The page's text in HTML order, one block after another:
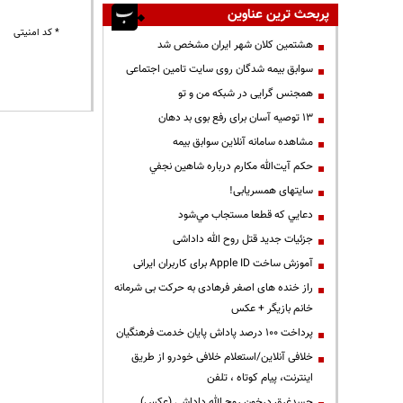
* کد امنیتی
پربحث ترین عناوین
هشتمین کلان شهر ایران مشخص شد
سوابق بیمه شدگان روی سایت تامین اجتماعی
همجنس گرایی در شبکه من و تو
13 توصیه آسان برای رفع بوی بد دهان
مشاهده سامانه آنلاين سوابق بیمه
حكم آيت‌الله مكارم درباره شاهين نجفي
سایتهای همسریابی!
دعايي كه قطعا مستجاب مي‌شود
جزئیات جدید قتل روح الله داداشی
آموزش ساخت Apple ID برای کاربران ایرانی
راز خنده های اصغر فرهادی به حرکت بی شرمانه
خانم بازیگر + عکس
پرداخت ۱۰۰ درصد پاداش پایان خدمت فرهنگیان
خلافی آنلاین/استعلام خلافی خودرو از طریق
اینترنت، پیام کوتاه ، تلفن